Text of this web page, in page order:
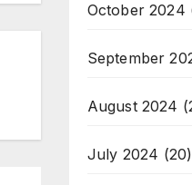
October 2024
September
August 2024
July 2024 (20)